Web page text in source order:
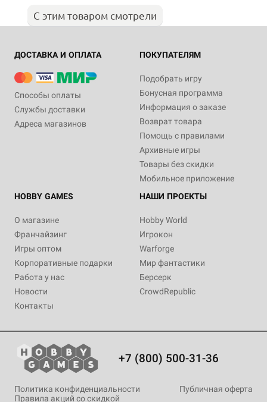
С этим товаром смотрели
ДОСТАВКА И ОПЛАТА
Способы оплаты
Службы доставки
Адреса магазинов
ПОКУПАТЕЛЯМ
Подобрать игру
Бонусная программа
Информация о заказе
Возврат товара
Помощь с правилами
Архивные игры
Товары без скидки
Мобильное приложение
HOBBY GAMES
О магазине
Франчайзинг
Игры оптом
Корпоративные подарки
Работа у нас
Новости
Контакты
НАШИ ПРОЕКТЫ
Hobby World
Игрокон
Warforge
Мир фантастики
Берсерк
CrowdRepublic
+7 (800) 500-31-36
Политика конфиденциальности
Публичная оферта
Правила акций со скидкой